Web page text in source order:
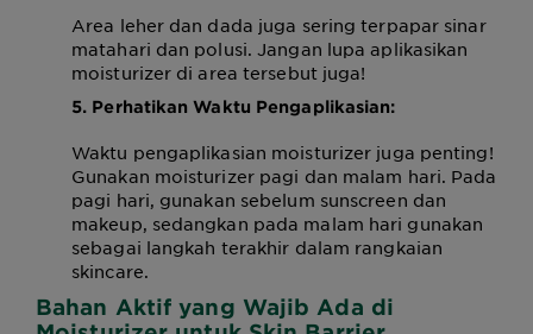
Area leher dan dada juga sering terpapar sinar
matahari dan polusi. Jangan lupa aplikasikan
moisturizer di area tersebut juga!
5. Perhatikan Waktu Pengaplikasian:
Waktu pengaplikasian moisturizer juga penting!
Gunakan moisturizer pagi dan malam hari. Pada
pagi hari, gunakan sebelum sunscreen dan
makeup, sedangkan pada malam hari gunakan
sebagai langkah terakhir dalam rangkaian
skincare.
Bahan Aktif yang Wajib Ada di